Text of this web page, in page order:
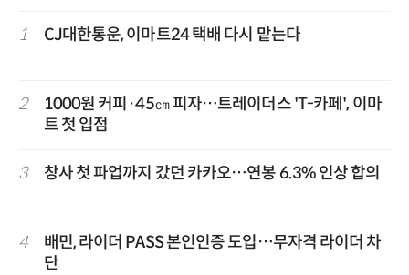
1 CJ대한통운, 이마트24 택배 다시 맡는다
2
1000원 커피·45㎝ 피자…트레이더스 'T-카페', 이마
트 첫 입점
3 창사 첫 파업까지 갔던 카카오…연봉 6.3% 인상 합의
4
배민, 라이더 PASS 본인인증 도입…무자격 라이더 차
단